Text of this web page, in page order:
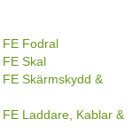
Fodral
Skal
Skärmskydd &
Laddare, Kablar &